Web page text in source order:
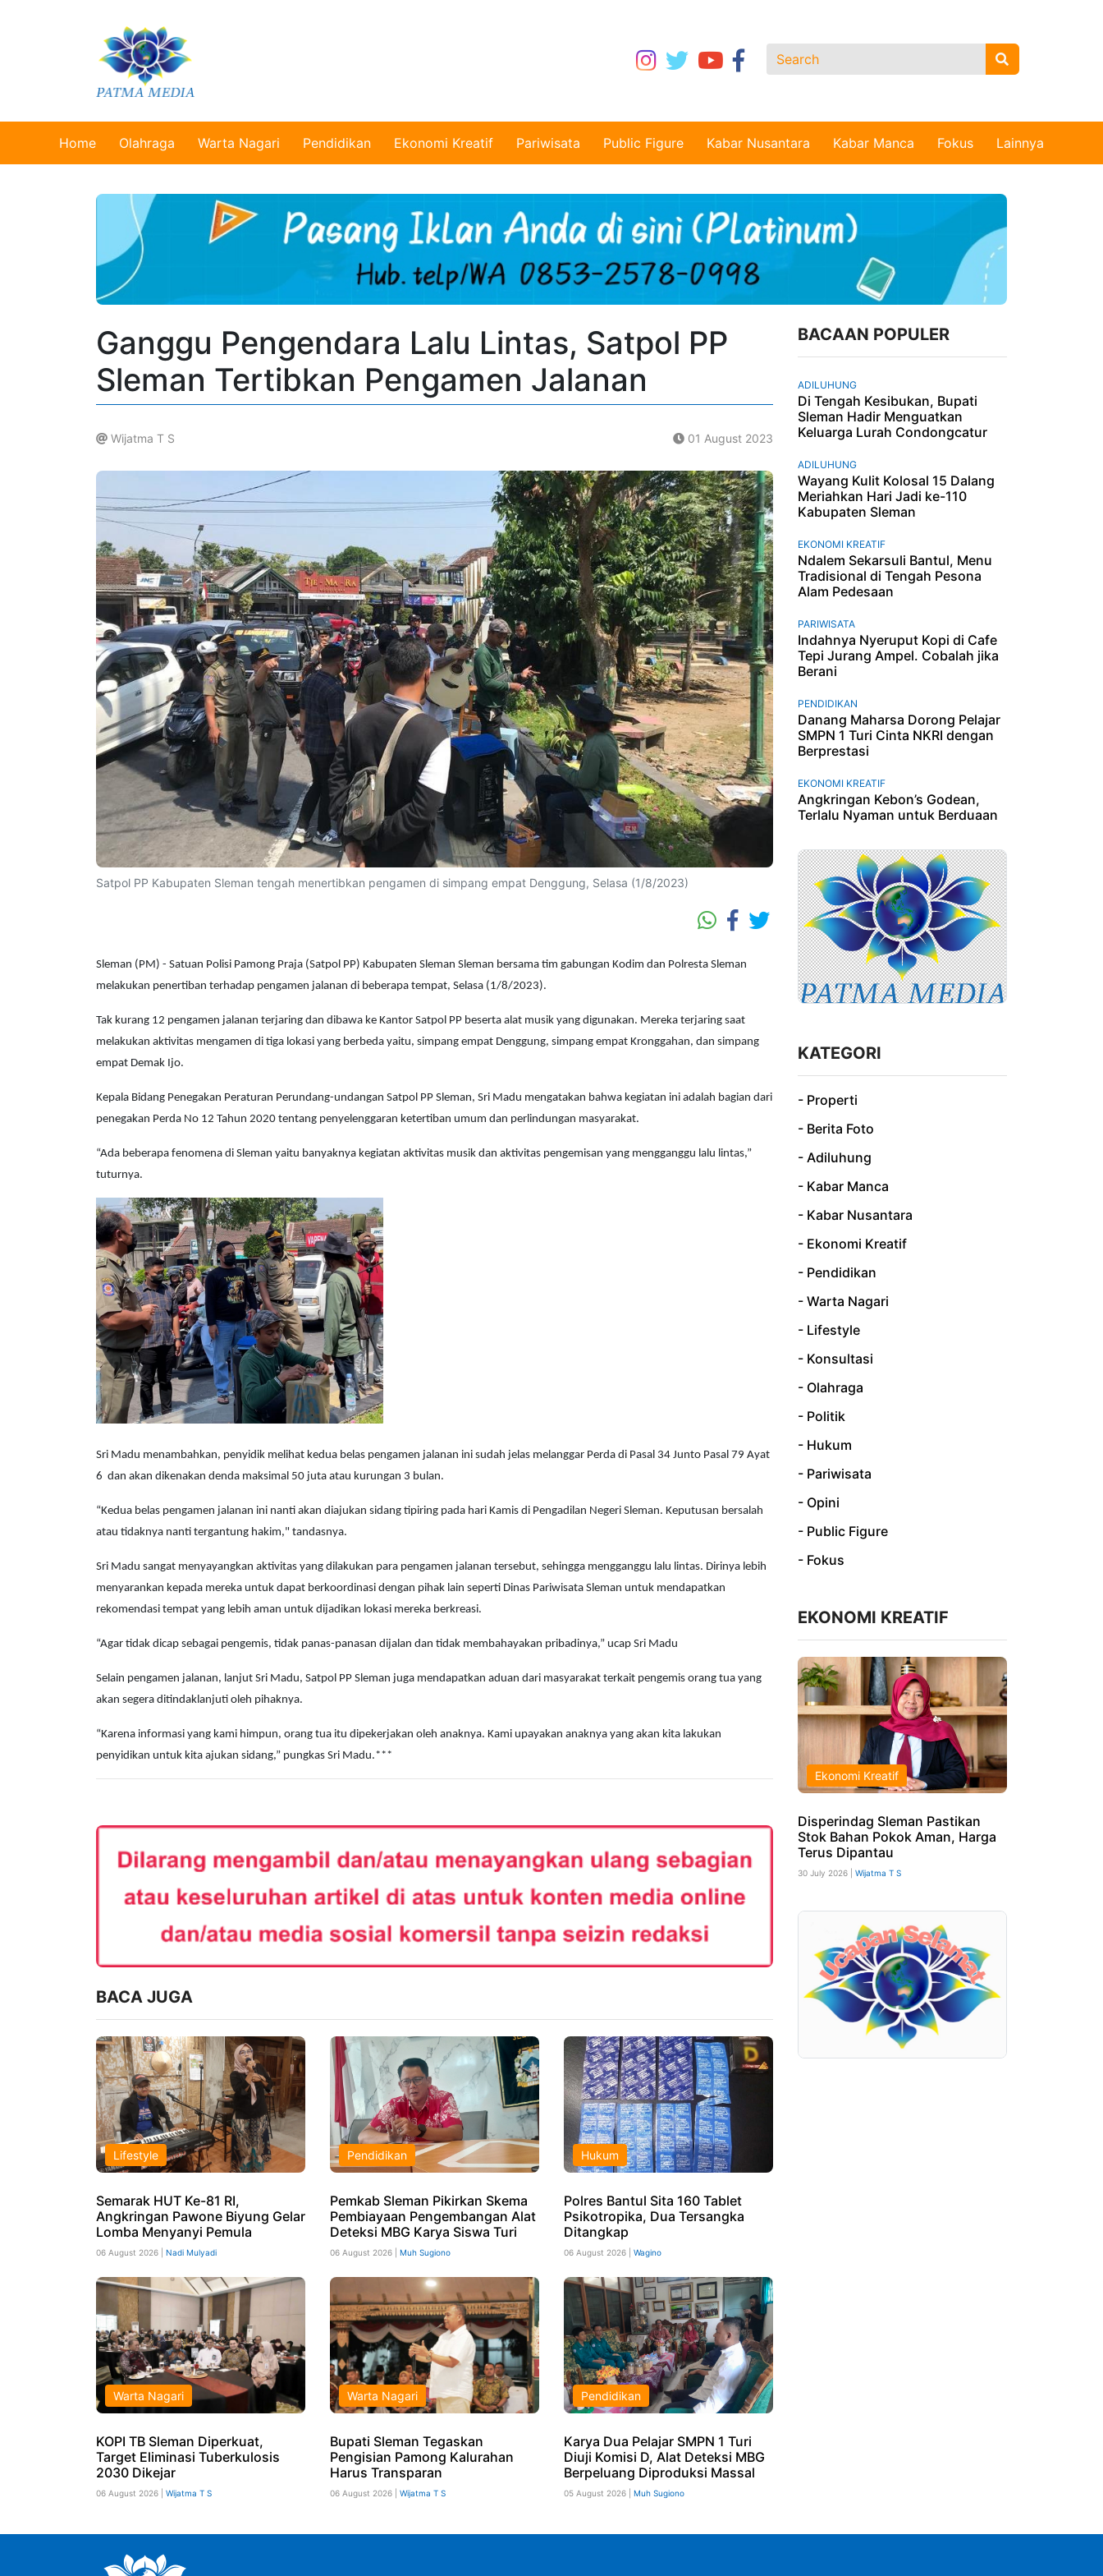
Home Olahraga Warta Nagari Pendidikan Ekonomi Kreatif Pariwisata Public Figure Kabar Nusantara Kabar Manca Fokus Lainnya
Ganggu Pengendara Lalu Lintas, Satpol PP
Sleman Tertibkan Pengamen Jalanan
Wijatma T S 01 August 2023
Satpol PP Kabupaten Sleman tengah menertibkan pengamen di simpang empat Denggung, Selasa (1/8/2023)
Sleman (PM) - Satuan Polisi Pamong Praja (Satpol PP) Kabupaten Sleman Sleman bersama tim gabungan Kodim dan Polresta Sleman
melakukan penertiban terhadap pengamen jalanan di beberapa tempat, Selasa (1/8/2023).
Tak kurang 12 pengamen jalanan terjaring dan dibawa ke Kantor Satpol PP beserta alat musik yang digunakan. Mereka terjaring saat
melakukan aktivitas mengamen di tiga lokasi yang berbeda yaitu, simpang empat Denggung, simpang empat Kronggahan, dan simpang
empat Demak Ijo.
Kepala Bidang Penegakan Peraturan Perundang-undangan Satpol PP Sleman, Sri Madu mengatakan bahwa kegiatan ini adalah bagian dari
penegakan Perda No 12 Tahun 2020 tentang penyelenggaran ketertiban umum dan perlindungan masyarakat.
“Ada beberapa fenomena di Sleman yaitu banyaknya kegiatan aktivitas musik dan aktivitas pengemisan yang mengganggu lalu lintas,”
tuturnya.
Sri Madu menambahkan, penyidik melihat kedua belas pengamen jalanan ini sudah jelas melanggar Perda di Pasal 34 Junto Pasal 79 Ayat
6 dan akan dikenakan denda maksimal 50 juta atau kurungan 3 bulan.
“Kedua belas pengamen jalanan ini nanti akan diajukan sidang tipiring pada hari Kamis di Pengadilan Negeri Sleman. Keputusan bersalah
atau tidaknya nanti tergantung hakim," tandasnya.
Sri Madu sangat menyayangkan aktivitas yang dilakukan para pengamen jalanan tersebut, sehingga mengganggu lalu lintas. Dirinya lebih
menyarankan kepada mereka untuk dapat berkoordinasi dengan pihak lain seperti Dinas Pariwisata Sleman untuk mendapatkan
rekomendasi tempat yang lebih aman untuk dijadikan lokasi mereka berkreasi.
“Agar tidak dicap sebagai pengemis, tidak panas-panasan dijalan dan tidak membahayakan pribadinya,” ucap Sri Madu
Selain pengamen jalanan, lanjut Sri Madu, Satpol PP Sleman juga mendapatkan aduan dari masyarakat terkait pengemis orang tua yang
akan segera ditindaklanjuti oleh pihaknya.
“Karena informasi yang kami himpun, orang tua itu dipekerjakan oleh anaknya. Kami upayakan anaknya yang akan kita lakukan
penyidikan untuk kita ajukan sidang,” pungkas Sri Madu.***
BACA JUGA
Lifestyle
Semarak HUT Ke-81 RI,
Angkringan Pawone Biyung Gelar
Lomba Menyanyi Pemula
06 August 2026 | Nadi Mulyadi
Pendidikan
Pemkab Sleman Pikirkan Skema
Pembiayaan Pengembangan Alat
Deteksi MBG Karya Siswa Turi
06 August 2026 | Muh Sugiono
Hukum
Polres Bantul Sita 160 Tablet
Psikotropika, Dua Tersangka
Ditangkap
06 August 2026 | Wagino
Warta Nagari
KOPI TB Sleman Diperkuat,
Target Eliminasi Tuberkulosis
2030 Dikejar
06 August 2026 | Wijatma T S
Warta Nagari
Bupati Sleman Tegaskan
Pengisian Pamong Kalurahan
Harus Transparan
06 August 2026 | Wijatma T S
Pendidikan
Karya Dua Pelajar SMPN 1 Turi
Diuji Komisi D, Alat Deteksi MBG
Berpeluang Diproduksi Massal
05 August 2026 | Muh Sugiono
BACAAN POPULER
ADILUHUNG
Di Tengah Kesibukan, Bupati
Sleman Hadir Menguatkan
Keluarga Lurah Condongcatur
ADILUHUNG
Wayang Kulit Kolosal 15 Dalang
Meriahkan Hari Jadi ke-110
Kabupaten Sleman
EKONOMI KREATIF
Ndalem Sekarsuli Bantul, Menu
Tradisional di Tengah Pesona
Alam Pedesaan
PARIWISATA
Indahnya Nyeruput Kopi di Cafe
Tepi Jurang Ampel. Cobalah jika
Berani
PENDIDIKAN
Danang Maharsa Dorong Pelajar
SMPN 1 Turi Cinta NKRI dengan
Berprestasi
EKONOMI KREATIF
Angkringan Kebon’s Godean,
Terlalu Nyaman untuk Berduaan
KATEGORI
- Properti
- Berita Foto
- Adiluhung
- Kabar Manca
- Kabar Nusantara
- Ekonomi Kreatif
- Pendidikan
- Warta Nagari
- Lifestyle
- Konsultasi
- Olahraga
- Politik
- Hukum
- Pariwisata
- Opini
- Public Figure
- Fokus
EKONOMI KREATIF
Ekonomi Kreatif
Disperindag Sleman Pastikan
Stok Bahan Pokok Aman, Harga
Terus Dipantau
30 July 2026 | Wijatma T S